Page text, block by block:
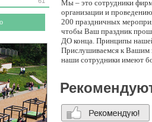
Мы – это сотрудники
организации и
200 праздничных
чтобы Ваш праздник
ДО конца. Принципы
Прислушиваемся к Вашим
наши сотрудники имеют
корпоративными, так и с